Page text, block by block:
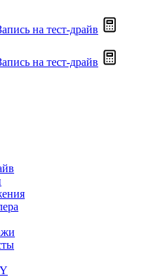
на тест-драйв
на тест-драйв